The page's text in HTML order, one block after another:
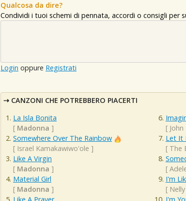
Qualcosa da dire?
Condividi i tuoi schemi di pennata, accordi o consigli per
Login oppure Registrati
CANZONI CHE POTREBBERO PIACERTI
La Isla Bonita
[ Madonna ]
Somewhere Over The Rainbow
[ Israel Kamakawiwo'ole ]
Like A Virgin
[ Madonna ]
Material Girl
[ Madonna ]
Like A Prayer
[
Let It
[ The
[
I'm
[
I'm